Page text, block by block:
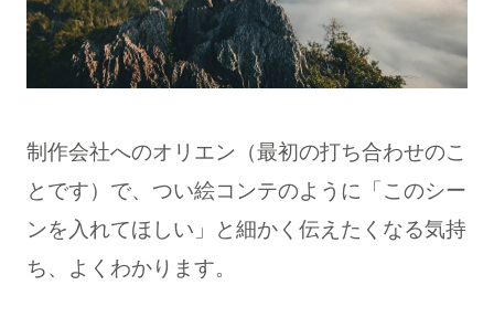
制作会社へのオリエン（最初の打ち合わせのこ
とです）で、つい絵コンテのように「このシー
ンを入れてほしい」と細かく伝えたくなる気持
ち、よくわかります。